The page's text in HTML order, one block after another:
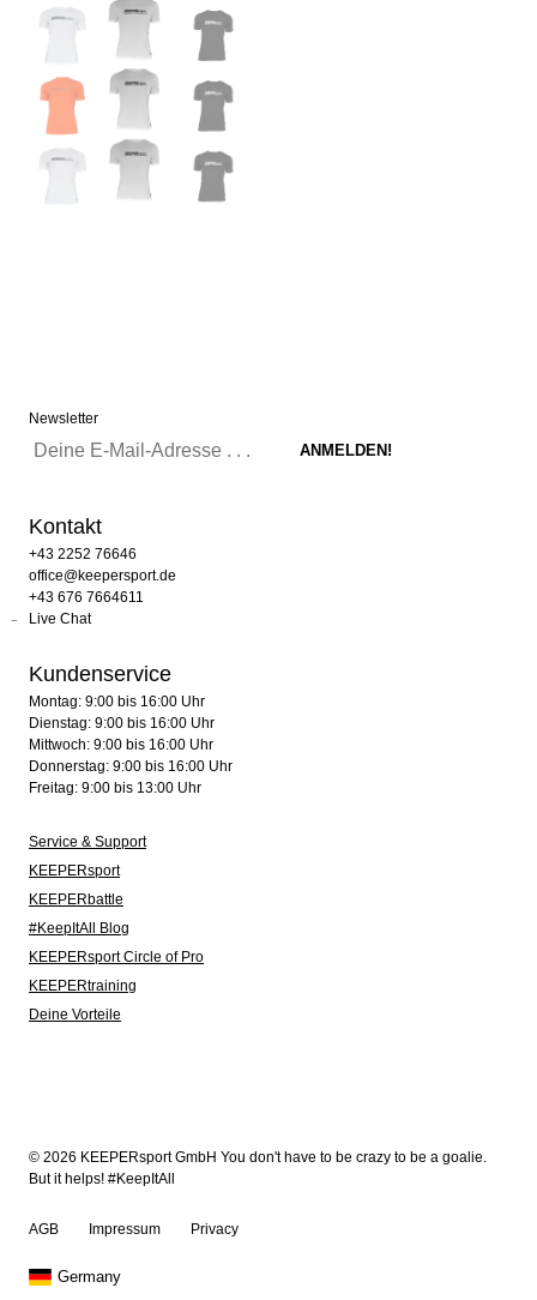
Newsletter
Kontakt
+43 2252 76646
office@keepersport.de
+43 676 7664611
Live Chat
Kundenservice
Montag: 9:00 bis 16:00 Uhr
Dienstag: 9:00 bis 16:00 Uhr
Mittwoch: 9:00 bis 16:00 Uhr
Donnerstag: 9:00 bis 16:00 Uhr
Freitag: 9:00 bis 13:00 Uhr
Service & Support
KEEPERsport
KEEPERbattle
#KeepItAll Blog
KEEPERsport Circle of Pro
KEEPERtraining
Deine Vorteile
© 2026 KEEPERsport GmbH You don't have to be crazy to be a goalie.
But it helps! #KeepItAll
AGB Impressum Privacy
Germany